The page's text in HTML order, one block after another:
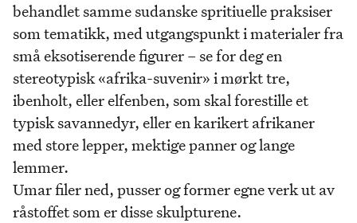
behandlet samme sudanske spritiuelle praksiser
som tematikk, med utgangspunkt i materialer fra
små eksotiserende figurer – se for deg en
stereotypisk «afrika-suvenir» i mørkt tre,
ibenholt, eller elfenben, som skal forestille et
typisk savannedyr, eller en karikert afrikaner
med store lepper, mektige panner og lange
lemmer.
Umar filer ned, pusser og former egne verk ut av
råstoffet som er disse skulpturene.